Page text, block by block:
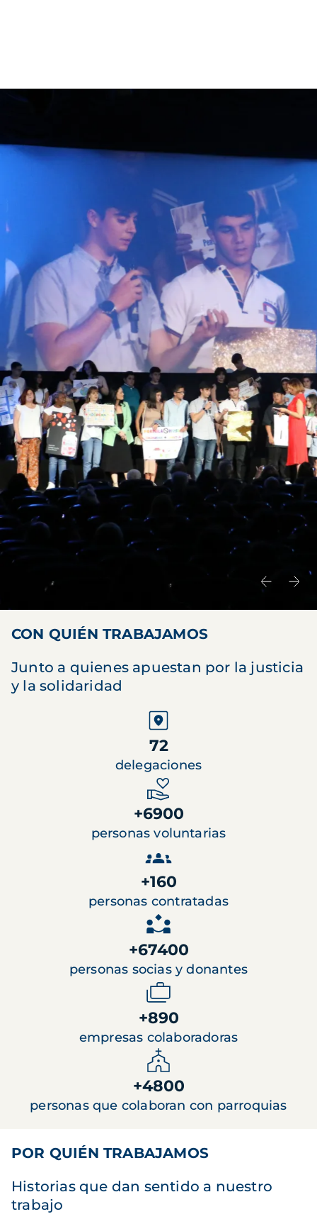
CON QUIÉN TRABAJAMOS
Junto a quienes apuestan por la justicia
y la solidaridad
72
delegaciones
+6900
personas voluntarias
+160
personas contratadas
+67400
personas socias y donantes
+890
empresas colaboradoras
+4800
personas que colaboran con parroquias
POR QUIÉN TRABAJAMOS
Historias que dan sentido a nuestro
trabajo